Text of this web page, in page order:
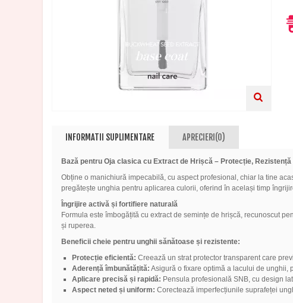
INFORMATII SUPLIMENTARE APRECIERI(0)
Bază pentru Oja clasica cu Extract de Hrișcă – Protecție,
Obține o manichiură impecabilă, cu aspect profesional, chiar la tine
pregătește unghia pentru aplicarea culorii, oferind în același timp
Îngrijire activă și fortifiere naturală
Formula este îmbogățită cu extract de semințe de hrișcă, recunoscut
și ruperea.
Beneficii cheie pentru unghii sănătoase și rezistente:
Protecție eficientă: Creează un strat protector transparent care
Aderență îmbunătățită: Asigură o fixare optimă a lacului de unghii,
Aplicare precisă și rapidă: Pensula profesională SNB, cu design
Aspect neted și uniform: Corectează imperfecțiunile suprafeței